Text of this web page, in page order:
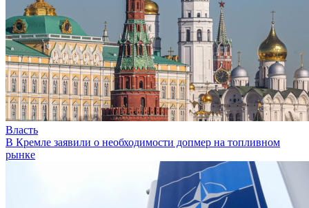
Власть
В Кремле заявили о необходимости допмер на топливном
рынке